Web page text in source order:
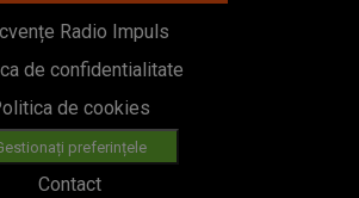
Radio Impuls
de confidentialitate
de cookies
preferințele
Contact